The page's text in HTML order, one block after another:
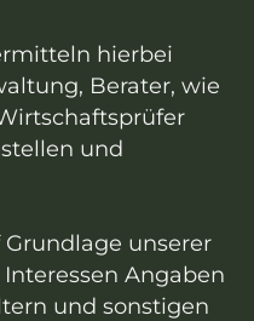
hierbei
Berater, wie
und
unserer
Angaben
und sonstigen